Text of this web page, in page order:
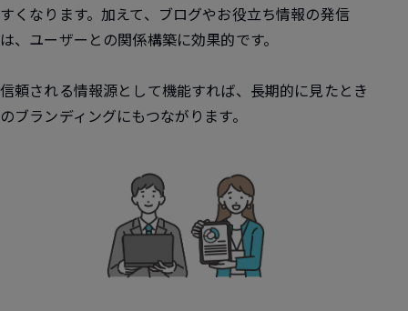
すくなります。加えて、ブログやお役立ち情報の発信
は、ユーザーとの関係構築に効果的です。
信頼される情報源として機能すれば、長期的に見たとき
のブランディングにもつながります。